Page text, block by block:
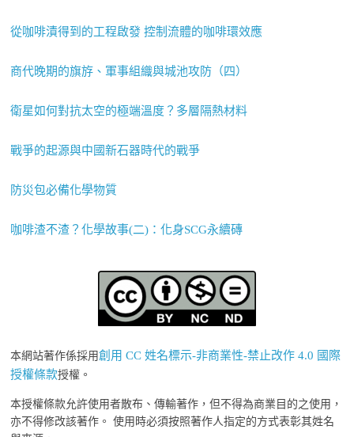
從咖啡漬得到的工程啟發 控制流體的咖啡環效應
商代晚期的旗斿、軍事組織與城池攻防（四）
衛星如何對抗太空的極端溫度？多層隔熱材料
戰爭的起源與中國新石器時代的戰爭
防災包必備化學物質
咖啡渣不渣？化學故事(二)：化身SCG永續磚
本網站著作係採用創用 CC 姓名標示-非商業性-禁止改作 4.0 國際
授權條款授權。
本授權條款允許使用者散布、傳輸著作，但不得為商業目的之使用，
亦不得修改該著作。 使用時必須按照著作人指定的方式表彰其姓名